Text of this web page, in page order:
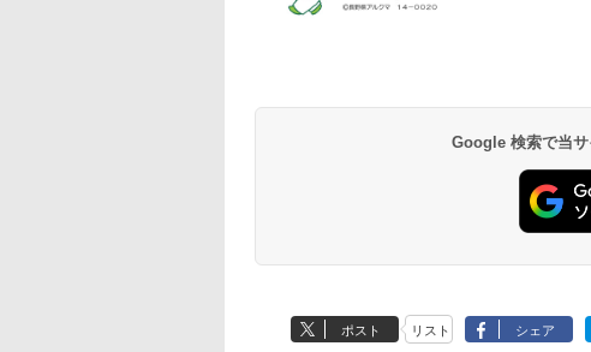
10,450円～
7,950円～
5,758
Google 検索で当
ポスト リスト シェア